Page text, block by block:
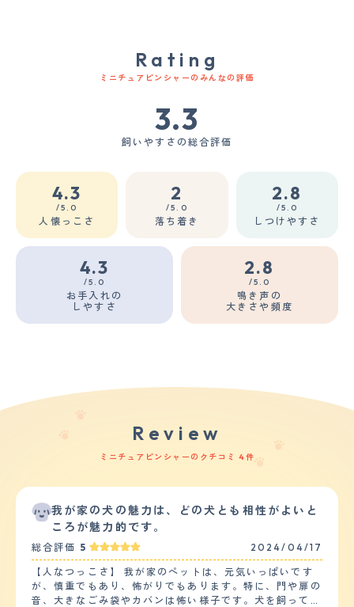
Rating
ミニチュアピンシャーのみんなの評価
3.3
飼いやすさの総合評価
4.3
/5.0
人懐っこさ
2
/5.0
落ち着き
2.8
/5.0
しつけやすさ
4.3
/5.0
お手入れの
しやすさ
2.8
/5.0
鳴き声の
大きさや頻度
Review
ミニチュアピンシャーのクチコミ 4件
我が家の犬の魅力は、どの犬とも相性がよいと
ころが魅力的です。
総合評価 5 2024/04/17
【人なつっこさ】 我が家のペットは、元気いっぱいです
が、慎重でもあり、怖がりでもあります。特に、門や扉の
音、大きなごみ袋やカバンは怖い様子です。犬を飼ってい